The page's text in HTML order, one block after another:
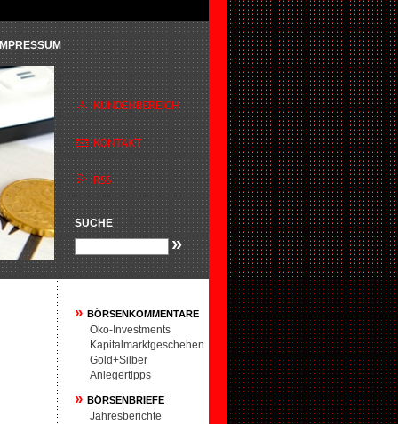
IMPRESSUM
SUCHE
»
» BÖRSENKOMMENTARE
Öko-Investments
Kapitalmarktgeschehen
Gold+Silber
Anlegertipps
» BÖRSENBRIEFE
Jahresberichte